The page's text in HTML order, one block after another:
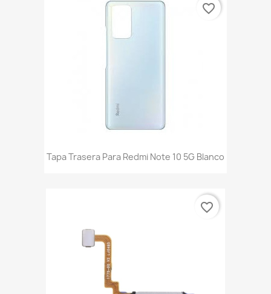
Tapa Trasera Para Redmi Note 10 5G Blanco
favorite_border
favorite_border